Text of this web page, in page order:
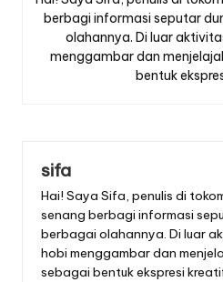
berbagi informasi seputar
olahannya. Di luar
menggambar dan
bentuk
sifa
Hai! Saya Sifa, penulis di
senang berbagi informasi
berbagai olahannya. Di luar
hobi menggambar dan
sebagai bentuk ekspresi